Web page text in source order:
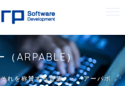
（ARPABLE）
れを称賛する言葉・・・アーパボ